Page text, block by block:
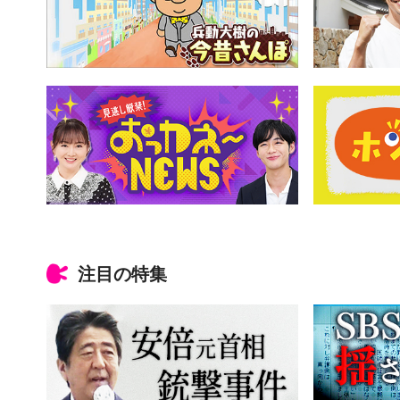
注目の特集